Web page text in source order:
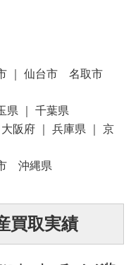
｜ 仙台市 名取市
県 ｜ 千葉県
阪府 ｜ 兵庫県 ｜ 京
沖縄県
買取実績